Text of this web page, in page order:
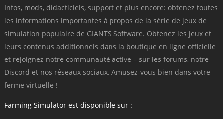
Infos, mods, didacticiels, support et plus encore: obtenez toutes
les informations importantes à propos de la série de jeux de
simulation populaire de GIANTS Software. Obtenez les jeux et
leurs contenus additionnels dans la boutique en ligne officielle
et rejoignez notre communauté active – sur les forums, notre
Discord et nos réseaux sociaux. Amusez-vous bien dans votre
ferme virtuelle !
Farming Simulator est disponible sur :